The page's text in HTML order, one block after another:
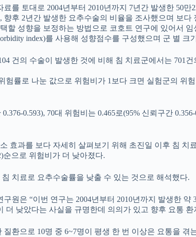
를 토대로 2004년부터 2010년까지 7년간 발생한 50
후 2년간 발생한 요추수술의 비율을 조사했으며 보다
할 성향을 보정하는 방법으로 코호트 연구에 있어서
index)를 사용해 성향점수를 구성했으며 군 별
건의 수술이 발생한 것에 비해 침 치료군에서는 701
험률로 나눈 값으로 위험비가 1보다 크면 실험군의 위
0.593), 70대 위험비는 0.465로(95% 신뢰구간
효과를 보다 자세히 살펴보기 위해 초진일 이후 침 치
순으로 위험비가 더 낮아졌다.
치료로 요추수술률을 낮출 수 있는 것으로 해석했다.
원은 “이번 연구는 2004년부터 2010년까지 발생한
더 낮았다는 사실을 규명한데 의의가 있고 향후 요통
환으로 10명 중 6~7명이 평생 한 번 이상은 요통을 겪